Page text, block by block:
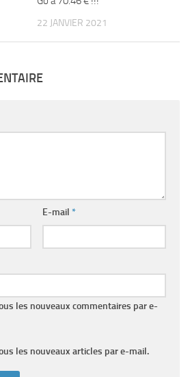
22 JANVIER 2021
E-mail *
les nouveaux commentaires par e-
les nouveaux articles par e-mail.